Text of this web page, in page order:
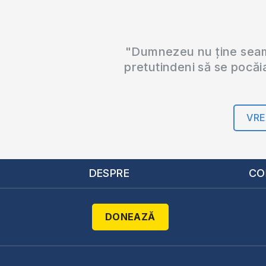
"Dumnezeu nu ține
pretutindeni să se
DESPRE
DONEAZĂ